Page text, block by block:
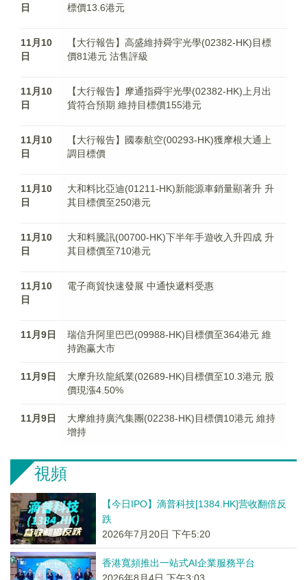
日
標價13.6港元
11月10
日
【大行報告】高盛維持舜宇光學(02382-HK)目標
價81港元 沽售評級
11月10
日
【大行報告】摩通指舜宇光學(02382-HK)上月出
貨符合預期 維持目標價155港元
11月10
日
【大行報告】國泰航空(00293-HK)獲摩根大通上
調目標價
11月10
日
大和料比亞迪(01211-HK)新能源車銷量顯著升 升
其目標價至250港元
11月10
日
大和料騰訊(00700-HK)下半年手遊收入升四成 升
其目標價至710港元
11月10
日
電子商貿快速發展 中通快遞料受惠
11月9日
瑞信升阿里巴巴(09988-HK)目標價至364港元 維
持跑赢大市
11月9日
大摩升玖龍紙業(02689-HK)目標價至10.3港元 股
價現漲4.50%
11月9日
大摩維持廣汽集團(02238-HK)目標價10港元 維持
增持
視頻
【今日IPO】滴普科技[1384.HK]营收翻倍反
跌
2026年7月20日 下午5:20
香港寬頻推出一站式AI企業服務平台